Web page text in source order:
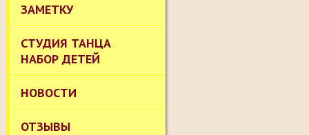
ЗАМЕТКУ
СТУДИЯ ТАНЦА
НАБОР ДЕТЕЙ
НОВОСТИ
ОТЗЫВЫ